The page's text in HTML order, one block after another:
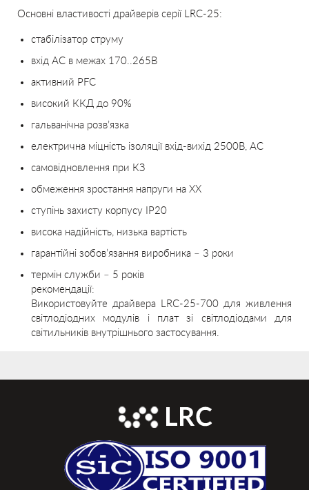
Основні властивості драйверів серії LRC-25:
стабілізатор струму
вхід AC в межах 170..265В
активний PFC
високий ККД до 90%
гальванічна розв’язка
електрична міцність ізоляції вхід-вихід 2500В, АС
самовідновлення при КЗ
обмеження зростання напруги на ХХ
ступінь захисту корпусу IP20
висока надійність, низька вартість
гарантійні зобов’язання виробника – 3 роки
термін служби – 5 років
рекомендації:
Використовуйте драйвера LRC-25-700 для живлення
світлодіодних модулів і плат зі світлодіодами для
світильників внутрішнього застосування.